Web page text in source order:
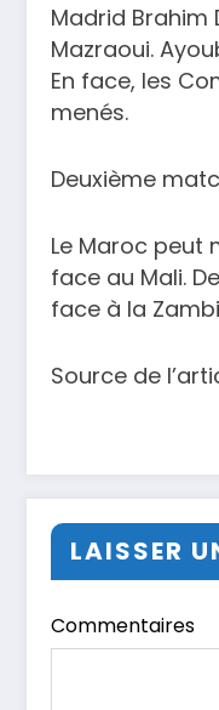
Madrid Brahim
Mazraoui.
En face, les
menés.
Deuxième
Le Maroc peut
face au Mali.
face à la
Source de
LAISSER
Commentaires